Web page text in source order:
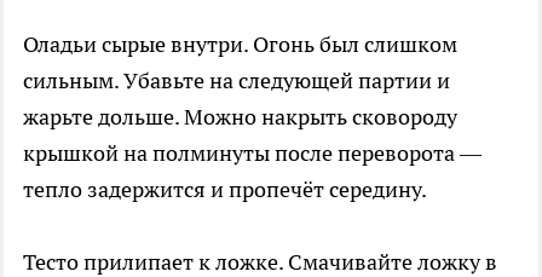
Оладьи сырые внутри. Огонь был слишком
сильным. Убавьте на следующей партии и
жарьте дольше. Можно накрыть сковороду
крышкой на полминуты после переворота —
тепло задержится и пропечёт середину.
Тесто прилипает к ложке. Смачивайте ложку в